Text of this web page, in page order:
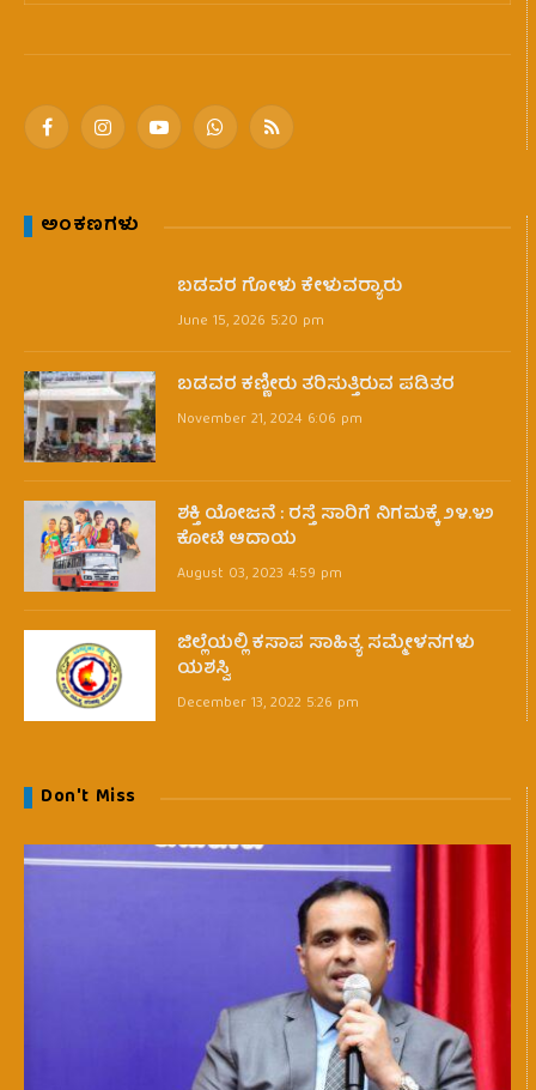
FacebookInstagramYouTubeWhatsApp
RSS
ಅಂಕಣಗಳು
ಬಡವರ ಗೋಳು ಕೇಳುವರ‍್ಯಾರು
June 15, 2026 5:20 pm
ಬಡವರ ಕಣ್ಣೀರು ತರಿಸುತ್ತಿರುವ ಪಡಿತರ
November 21, 2024 6:06 pm
ಶಕ್ತಿ ಯೋಜನೆ : ರಸ್ತೆ ಸಾರಿಗೆ ನಿಗಮಕ್ಕೆ ೨೪.೪೨
ಕೋಟಿ ಆದಾಯ
August 03, 2023 4:59 pm
ಜಿಲ್ಲೆಯಲ್ಲಿ ಕಸಾಪ ಸಾಹಿತ್ಯ ಸಮ್ಮೇಳನಗಳು
ಯಶಸ್ವಿ
December 13, 2022 5:26 pm
Don't Miss